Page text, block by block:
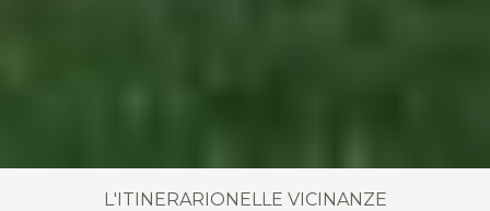
L'ITINERARIONELLE VICINANZE